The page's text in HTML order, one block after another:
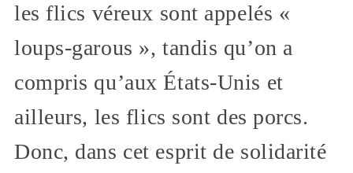
les flics véreux sont appelés «
loups-garous », tandis qu’on a
compris qu’aux États-Unis et
ailleurs, les flics sont des porcs.
Donc, dans cet esprit de solidarité